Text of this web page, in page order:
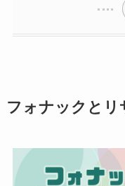
フォナックとリ